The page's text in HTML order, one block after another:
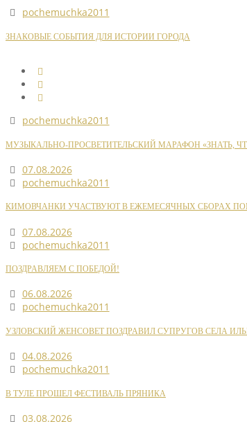
pochemuchka2011
ЗНАКОВЫЕ СОБЫТИЯ ДЛЯ ИСТОРИИ ГОРОДА
pochemuchka2011
МУЗЫКАЛЬНО-ПРОСВЕТИТЕЛЬСКИЙ МАРАФОН «ЗНАТЬ,
07.08.2026
pochemuchka2011
КИМОВЧАНКИ УЧАСТВУЮТ В ЕЖЕМЕСЯЧНЫХ СБОРАХ
07.08.2026
pochemuchka2011
ПОЗДРАВЛЯЕМ С ПОБЕДОЙ!
06.08.2026
pochemuchka2011
УЗЛОВСКИЙ ЖЕНСОВЕТ ПОЗДРАВИЛ СУПРУГОВ СЕЛА
04.08.2026
pochemuchka2011
В ТУЛЕ ПРОШЕЛ ФЕСТИВАЛЬ ПРЯНИКА
03.08.2026